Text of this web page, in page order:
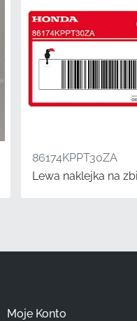
Numer części (MPN)
Producent
Jeśli chodzi o
uszkodzonych grafik na
86174KPPT30ZA
Lewa naklejka na
Moje Konto